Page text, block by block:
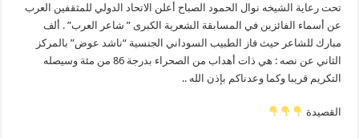
في
مسابقة
”
شاعر
العرب
“
تحت رعاية الشيخه نوال الحمود الصباح أعلن الاتحاد الدولي للمثقفين العرب
عن أسماء الفائزين في المسابقة الشعرية الكبرى ” شاعر العرب” . ألف
مبارك للشاعر حيث فاز الطبيب السوداني الجنسية “ناشد عوض” بالمركز
الثاني عن نصه : هي ذات أهداب من الصحراء بدرجة 86 من مئة وسيصله
التكريم قريبا وكما وعدناكم بإذن الله ..
القصيدة